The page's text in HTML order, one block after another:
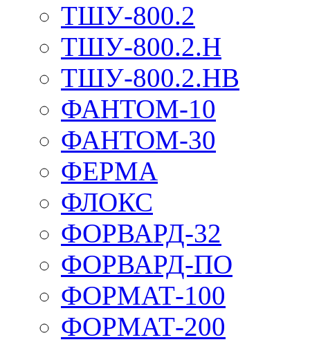
ТШУ-800.2
ТШУ-800.2.Н
ТШУ-800.2.НВ
ФАНТОМ-10
ФАНТОМ-30
ФЕРМА
ФЛОКС
ФОРВАРД-32
ФОРВАРД-ПО
ФОРМАТ-100
ФОРМАТ-200